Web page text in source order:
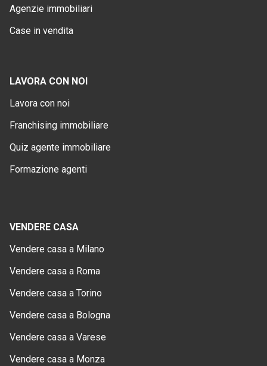
Agenzie immobiliari
Case in vendita
LAVORA CON NOI
Lavora con noi
Franchising immobiliare
Quiz agente immobiliare
Formazione agenti
VENDERE CASA
Vendere casa a Milano
Vendere casa a Roma
Vendere casa a Torino
Vendere casa a Bologna
Vendere casa a Varese
Vendere casa a Monza